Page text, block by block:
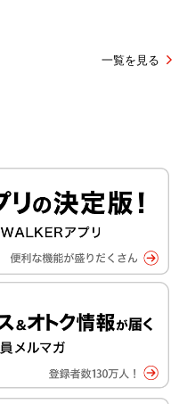
一覧を見る